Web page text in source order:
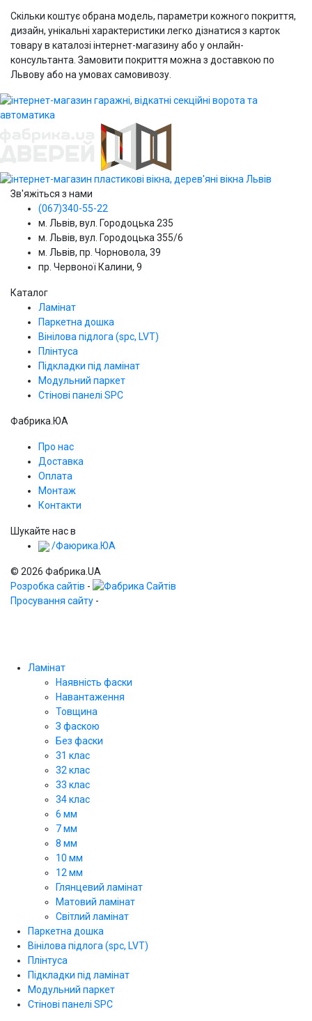
Скільки коштує обрана модель, параметри кожного покриття,
дизайн, унікальні характеристики легко дізнатися з карток
товару в каталозі інтернет-магазину або у онлайн-
консультанта. Замовити покриття можна з доставкою по
Львову або на умовах самовивозу.
Зв'яжіться з нами
(067)340-55-22
м. Львів, вул. Городоцька 235
м. Львів, вул. Городоцька 355/6
м. Львів, пр. Чорновола, 39
пр. Червоної Калини, 9
Каталог
Ламінат
Паркетна дошка
Вінілова підлога (spc, LVT)
Плінтуса
Підкладки під ламінат
Модульний паркет
Стінові панелі SPС
Фабрика.ЮА
Про нас
Доставка
Оплата
Монтаж
Контакти
Шукайте нас в
/Фаюрика.ЮА
© 2026 Фабрика.UA
Розробка сайтів -
Просування сайту -
Ламінат
Наявність фаски
Навантаження
Товщина
З фаскою
Без фаски
31 клас
32 клас
33 клас
34 клас
6 мм
7 мм
8 мм
10 мм
12 мм
Глянцевий ламінат
Матовий ламінат
Світлий ламінат
Паркетна дошка
Вінілова підлога (spc, LVT)
Плінтуса
Підкладки під ламінат
Модульний паркет
Стінові панелі SPС